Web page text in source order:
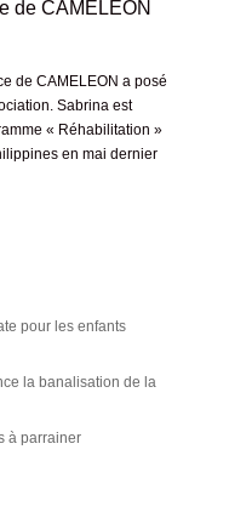
de CAMELEON
de CAMELEON a posé
Sabrina est
« Réhabilitation »
en mai dernier
pour les enfants
la banalisation de la
à parrainer